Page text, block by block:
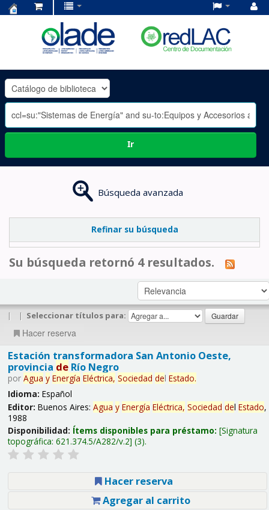
OLADE
-
Ir
Búsqueda avanzada
Refinar su búsqueda
Su búsqueda retornó 4 resultados.
| | Seleccionar títulos para:
Hacer reserva
Estación transformadora San Antonio Oeste,
provincia deRío Negro
por Agua y Energía Eléctrica, Sociedad del Estado.
Idioma: Español
Editor: Buenos Aires: Agua y Energía Eléctrica, Sociedad del Estado,
1988
Disponibilidad: Ítems disponibles para préstamo: Signatura
topográfica: 621.374.5/A282/v.2 (3).
Hacer reserva
Agregar al carrito